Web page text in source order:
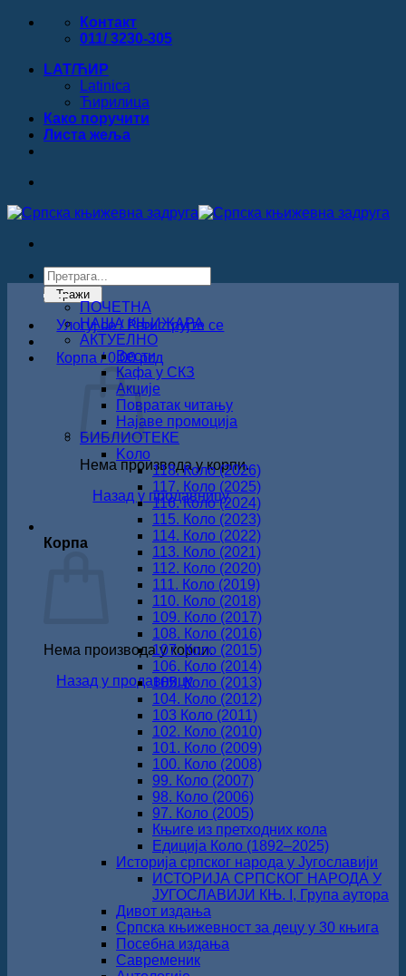
Прескочи
Контакт
011/ 3230-305
LAT/ЋИР
Latinica
Ћирилица
Како поручити
Листa жеља
Products
search
Тражи
Улогуј се / Региструјте се
Корпа /0.00рсд
Нема производа у корпи.
Назад у продавницу
Корпа
Нема производа у корпи.
Назад у продавницу
ПОЧЕТНА
НАША КЊИЖАРА
АКТУЕЛНО
Вести
Кафа у СКЗ
Акције
Повратак читању
Најаве промоција
БИБЛИОТЕКЕ
Koло
118. Коло (2026)
117. Коло (2025)
116. Коло (2024)
115. Коло (2023)
114. Коло (2022)
113. Коло (2021)
112. Коло (2020)
111. Коло (2019)
110. Коло (2018)
109. Коло (2017)
108. Коло (2016)
107. Коло (2015)
106. Коло (2014)
105. Коло (2013)
104. Коло (2012)
103 Коло (2011)
102. Коло (2010)
101. Коло (2009)
100. Коло (2008)
99. Коло (2007)
98. Коло (2006)
97. Коло (2005)
Књиге из претходних кола
Едиција Коло (1892‒2025)
Историја српског народа у Југославији
ИСТОРИЈА СРПСКОГ НАРОДА У
ЈУГОСЛАВИЈИ КЊ. I, Група аутора
Дивот издања
Српска књижевност за децу у 30 књига
Посебна издања
Савременик